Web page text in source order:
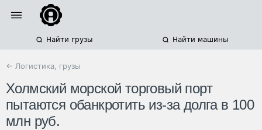
Найти грузы Найти машины
← Логистика, грузы
Холмский морской торговый порт
пытаются обанкротить из-за долга в 100
млн руб.